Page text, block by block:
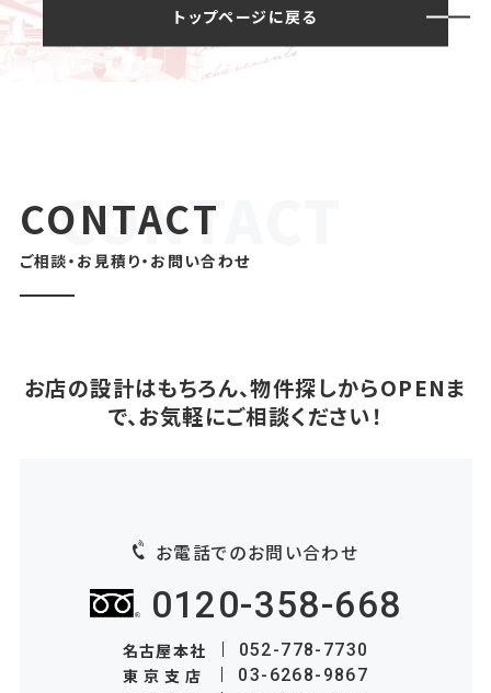
トップページに戻る
CONTACT
ご相談・お見積り・お問い合わせ
お店の設計はもちろん、物件探しからOPENま
で、お気軽にご相談ください！
お電話でのお問い合わせ
0120-358-668
名古屋本社 052-778-7730
東京支店 03-6268-9867